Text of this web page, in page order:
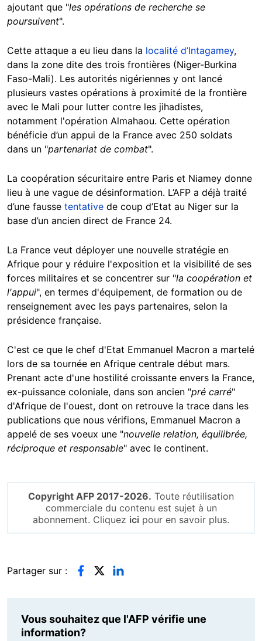
ajoutant que "les opérations de recherche se
poursuivent".
Cette attaque a eu lieu dans la localité d’Intagamey,
dans la zone dite des trois frontières (Niger-Burkina
Faso-Mali). Les autorités nigériennes y ont lancé
plusieurs vastes opérations à proximité de la frontière
avec le Mali pour lutter contre les jihadistes,
notamment l'opération Almahaou. Cette opération
bénéficie d’un appui de la France avec 250 soldats
dans un "partenariat de combat".
La coopération sécuritaire entre Paris et Niamey donne
lieu à une vague de désinformation. L’AFP a déjà traité
d’une fausse tentative de coup d’Etat au Niger sur la
base d’un ancien direct de France 24.
La France veut déployer une nouvelle stratégie en
Afrique pour y réduire l'exposition et la visibilité de ses
forces militaires et se concentrer sur "la coopération et
l'appui", en termes d'équipement, de formation ou de
renseignement avec les pays partenaires, selon la
présidence française.
C'est ce que le chef d'Etat Emmanuel Macron a martelé
lors de sa tournée en Afrique centrale début mars.
Prenant acte d'une hostilité croissante envers la France,
ex-puissance coloniale, dans son ancien "pré carré"
d'Afrique de l'ouest, dont on retrouve la trace dans les
publications que nous vérifions, Emmanuel Macron a
appelé de ses voeux une "nouvelle relation, équilibrée,
réciproque et responsable" avec le continent.
Copyright AFP 2017-2026. Toute réutilisation
commerciale du contenu est sujet à un
abonnement. Cliquez ici pour en savoir plus.
Partager sur :
Vous souhaitez que l'AFP vérifie une
information?